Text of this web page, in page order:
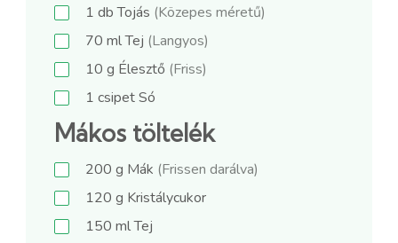
1 dbTojás (Közepes méretű)
70 mlTej (Langyos)
10 g Élesztő (Friss)
1 csipetSó
Mákos töltelék
200 g Mák (Frissen darálva)
120 g Kristálycukor
150 mlTej